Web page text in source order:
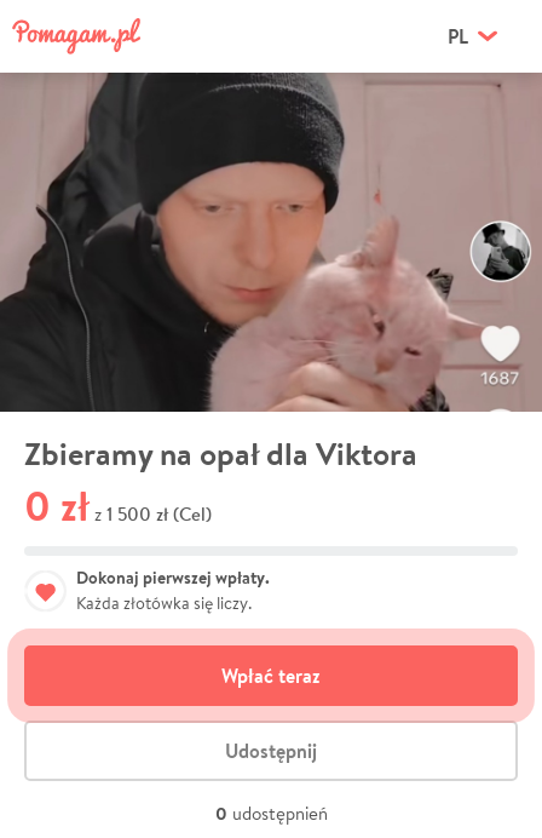
PL
Zbieramy na opał dla Viktora
0 zł z 1 500 zł (Cel)
Dokonaj pierwszej wpłaty.
Każda złotówka się liczy.
Wpłać teraz
Udostępnij
0 udostępnień